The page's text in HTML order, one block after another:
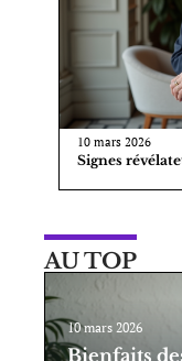
10 mars 2026
Signes
AU TOP
10 mars 2026
Bienfaits